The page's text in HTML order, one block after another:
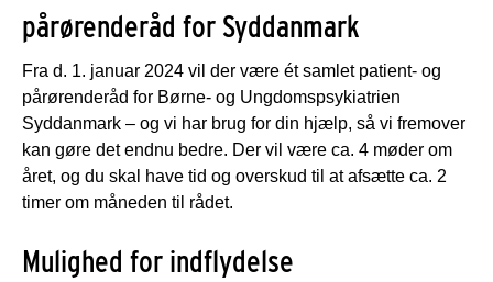
pårørenderåd for Syddanmark
Fra d. 1. januar 2024 vil der være ét samlet patient- og
pårørenderåd for Børne- og Ungdomspsykiatrien
Syddanmark – og vi har brug for din hjælp, så vi fremover
kan gøre det endnu bedre. Der vil være ca. 4 møder om
året, og du skal have tid og overskud til at afsætte ca. 2
timer om måneden til rådet.
Mulighed for indflydelse